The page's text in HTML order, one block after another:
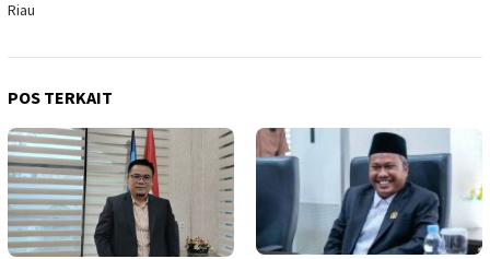
Riau
POS TERKAIT